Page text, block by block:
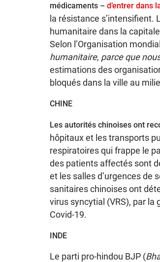
médicaments – d’entrer dans
la résistance s’intensifient.
humanitaire dans la
Selon l’Organisation
humanitaire, parce que
estimations des
bloqués dans la ville au
CHINE
Les autorités chinoises ont
hôpitaux et les transports
respiratoires qui frappe le
des patients affectés sont
et les salles d’urgences de
sanitaires chinoises ont
virus syncytial (VRS), par
Covid-19.
INDE
Le parti pro-hindou BJP (